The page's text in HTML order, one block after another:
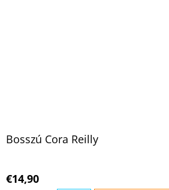
Bosszú Cora Reilly
€14,90